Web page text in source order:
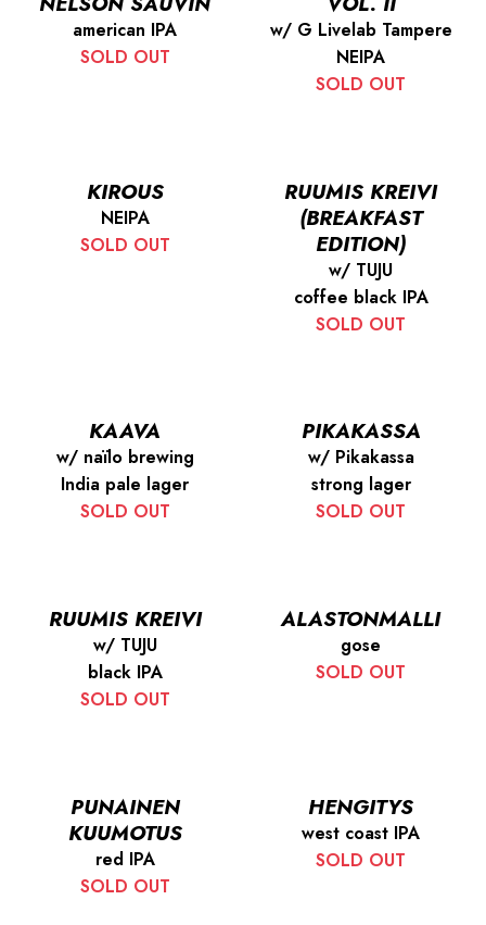
american IPA
SOLD OUT
w/ G Livelab Tampere
NEIPA
SOLD OUT
KIROUS
NEIPA
SOLD OUT
RUUMIS KREIVI
(BREAKFAST
EDITION)
w/ TUJU
coffee black IPA
SOLD OUT
KAAVA
w/ naïlo brewing
India pale lager
SOLD OUT
PIKAKASSA
w/ Pikakassa
strong lager
SOLD OUT
RUUMIS KREIVI
w/ TUJU
black IPA
SOLD OUT
ALASTONMALLI
gose
SOLD OUT
PUNAINEN
KUUMOTUS
red IPA
SOLD OUT
HENGITYS
west coast IPA
SOLD OUT